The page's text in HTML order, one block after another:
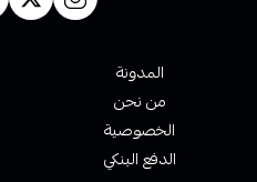
المدونة
من نحن
الخصوصية
الدفع البنكي